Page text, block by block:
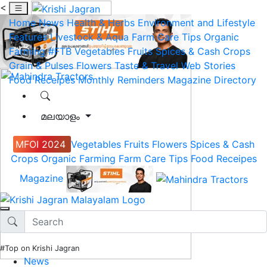
<
Home News Health & Herbs Environment and Lifestyle
Features Livestock & Aqua Farm Care Tips Organic
Farming #FTB Vegetables Fruits Spices & Cash Crops
Grain & Pulses Flowers Taste & Travel Web Stories
Food Receipes Monthly Reminders Magazine Directory
മലയാളം
MFOI 2024 Vegetables Fruits Flowers Spices & Cash
Crops Organic Farming Farm Care Tips Food Receipes
Magazine
#Top on Krishi Jagran
News